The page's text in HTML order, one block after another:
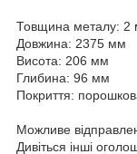
Товщина металу: 2
Довжина: 2375 мм
Висота: 206 мм
Глибина: 96 мм
Покриття:
Можливе
Дивіться інші